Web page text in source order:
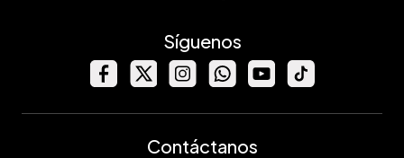
Síguenos
Contáctanos